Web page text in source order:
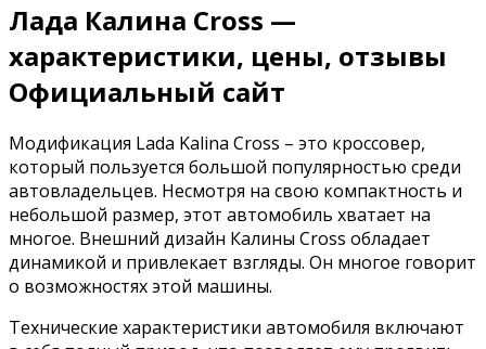
Лада Калина Cross —
характеристики, цены, отзывы
Официальный сайт
Модификация Lada Kalina Cross – это кроссовер,
который пользуется большой популярностью среди
автовладельцев. Несмотря на свою компактность и
небольшой размер, этот автомобиль хватает на
многое. Внешний дизайн Калины Cross обладает
динамикой и привлекает взгляды. Он многое говорит
о возможностях этой машины.
Технические характеристики автомобиля включают